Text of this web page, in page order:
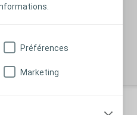
Préférences
Marketing
stomie
personnes